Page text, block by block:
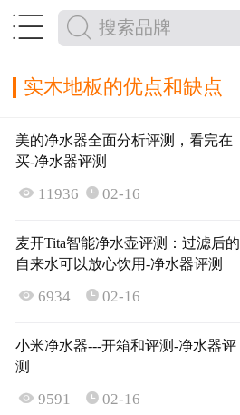

实木地板的优点和缺点
美的净水器全面分析评测，看完在
买-净水器评测
 11936  02-16
麦开Tita智能净水壶评测：过滤后的
自来水可以放心饮用-净水器评测
 6934  02-16
小米净水器---开箱和评测-净水器评
测
 9591  02-16